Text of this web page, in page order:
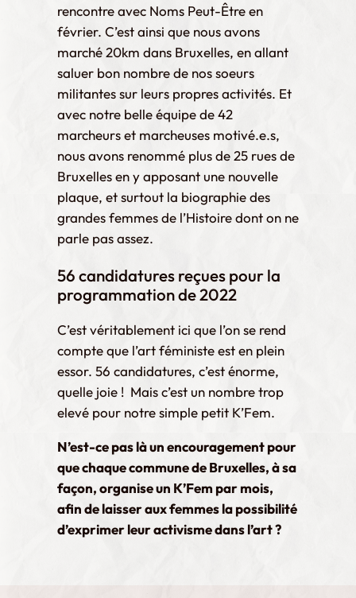
rencontre avec Noms Peut-Être en
février. C’est ainsi que nous avons
marché 20km dans Bruxelles, en allant
saluer bon nombre de nos soeurs
militantes sur leurs propres activités. Et
avec notre belle équipe de 42
marcheurs et marcheuses motivé.e.s,
nous avons renommé plus de 25 rues de
Bruxelles en y apposant une nouvelle
plaque, et surtout la biographie des
grandes femmes de l’Histoire dont on ne
parle pas assez.
56candidatures reçues pourla
programmation de 2022
C’est véritablement ici que l’on se rend
compte que l’art féministe est en plein
essor. 56 candidatures, c’est énorme,
quelle joie ! Mais c’est un nombre trop
elevé pour notre simple petit K’Fem.
N’est-ce pas là un encouragement pour
que chaque commune de Bruxelles, à sa
façon, organise un K’Fem par mois,
afin de laisser aux femmes la possibilité
d’exprimer leur activisme dans l’art ?